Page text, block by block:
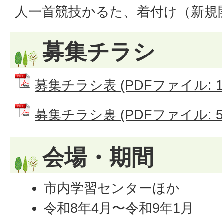
人一首競技かるた、着付け（新規
募集チラシ
募集チラシ表 (PDFファイル:
募集チラシ裏 (PDFファイル:
会場・期間
市内学習センターほか
令和8年4月〜令和9年1月